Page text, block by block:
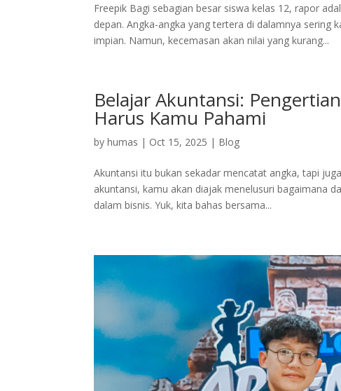
Freepik Bagi sebagian besar siswa kelas 12, rapor
depan. Angka-angka yang tertera di dalamnya sering
impian. Namun, kecemasan akan nilai yang kurang...
Belajar Akuntansi:
Harus Kamu Pahami
byhumas | Oct 15, 2025 | Blog
Akuntansi itu bukan sekadar mencatat angka, tapi
akuntansi, kamu akan diajak menelusuri bagaimana
dalam bisnis. Yuk, kita bahas bersama...